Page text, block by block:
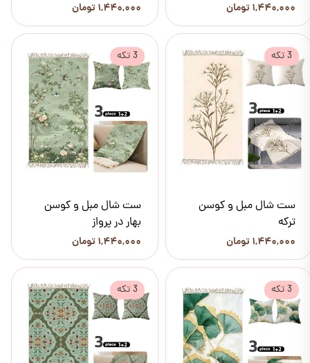
۱,۴۴۰,۰۰۰ تومان ۱,۴۴۰,۰۰۰ تومان
ست شال مبل و کوسن
ترکه
۱,۴۴۰,۰۰۰ تومان
3 تکه
ست شال مبل و کوسن
بهار در پرواز
۱,۴۴۰,۰۰۰ تومان
3 تکه
3 تکه 3 تکه